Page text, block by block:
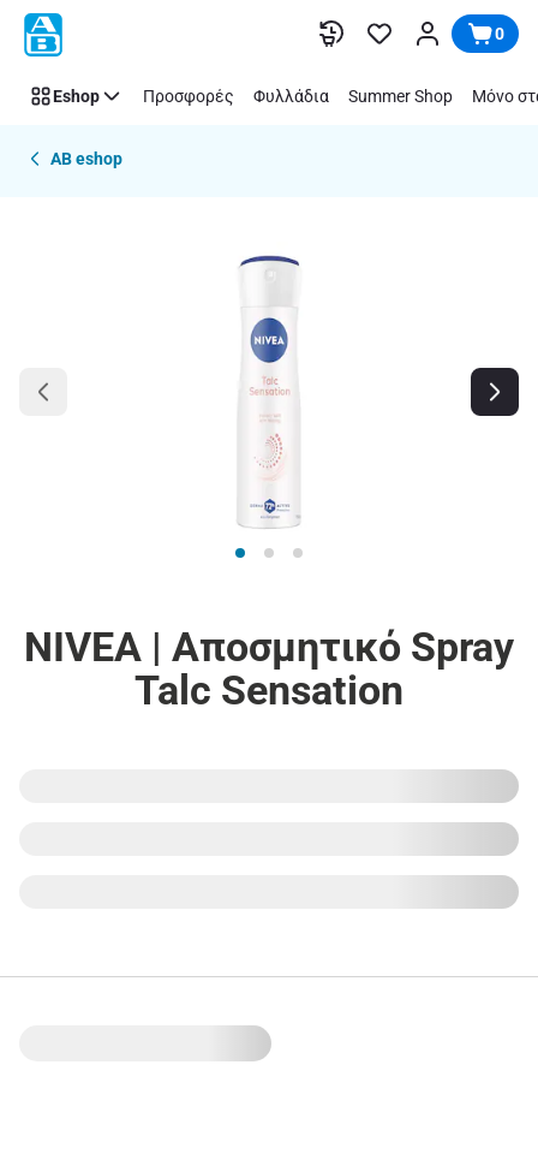
Παράλειψη 0
Eshop Προσφορές Φυλλάδια Summer Shop Μόνο
AB eshop
NIVEA | Αποσμητικό Spray
Talc Sensation